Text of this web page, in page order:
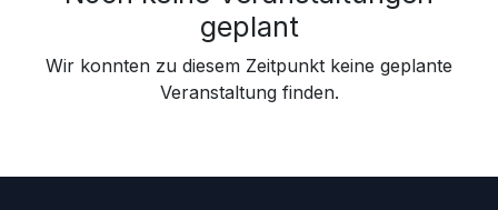
geplant
Wir konnten zu diesem Zeitpunkt keine geplante
Veranstaltung finden.